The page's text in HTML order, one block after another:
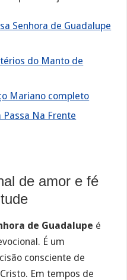
Senhora de Guadalupe
do Manto de
Mariano completo
Na Frente
de amor e fé
de Guadalupe é
É um
consciente de
Em tempos de